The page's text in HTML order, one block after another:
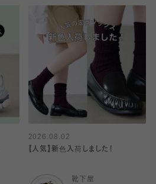
2026.08.02
【人気】新色入荷しました！
靴下屋